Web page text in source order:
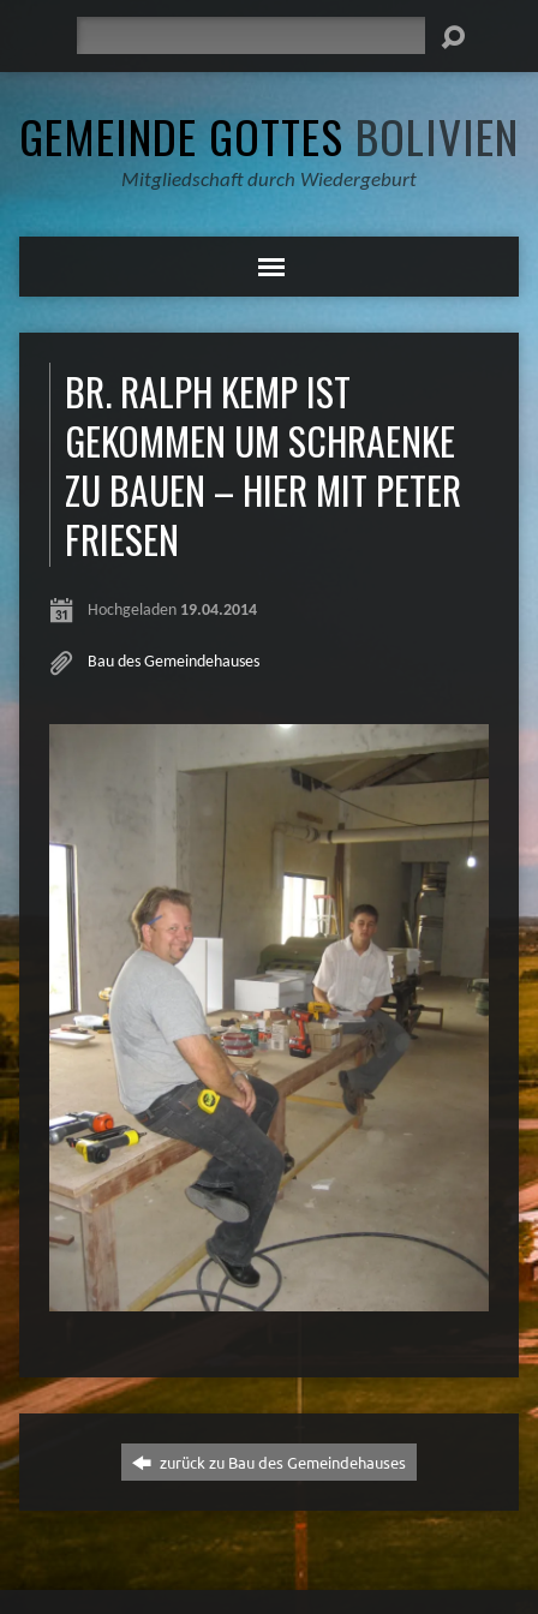
GEMEINDE GOTTES BOLIVIEN
Mitgliedschaft durch Wiedergeburt
BR. RALPH KEMP IST
GEKOMMEN UM SCHRAENKE
ZU BAUEN – HIER MIT PETER
FRIESEN
Hochgeladen 19.04.2014
Bau des Gemeindehauses
zurück zu Bau des Gemeindehauses